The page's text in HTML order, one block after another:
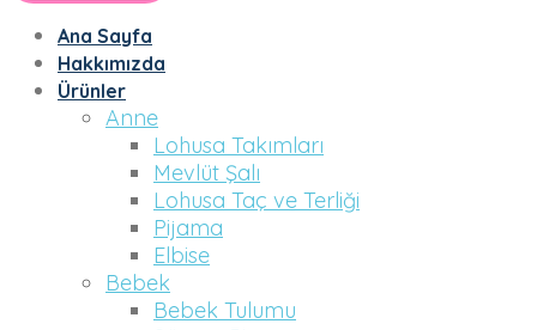
Ana Sayfa
Hakkımızda
Ürünler
Anne
Lohusa Takımları
Mevlüt Şalı
Lohusa Taç ve Terliği
Pijama
Elbise
Bebek
Bebek Tulumu